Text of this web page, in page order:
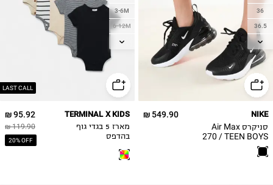
36
36.5
37.5
38
39
40
549.90 ₪ NIKE
סניקרס Air Max
270 / TEEN BOYS
LAST CALL
3-6M
6-12M
12-18M
18-24M
95.92 ₪
119.90 ₪
20% OFF
TERMINAL X KIDS
מארז 5 בגדי גוף
בהדפס